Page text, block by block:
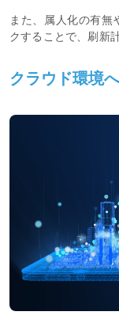
また、属人化の有無
クすることで、刷新
クラウド環境